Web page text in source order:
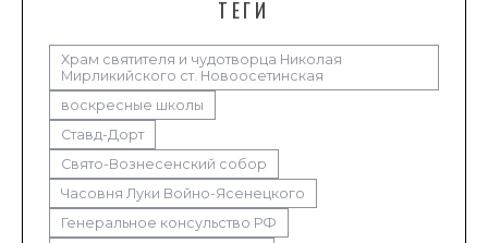
ТЕГИ
Храм святителя и чудотворца Николая
Мирликийского ст. Новоосетинская
воскресные школы
Ставд-Дорт
Свято-Вознесенский собор
Часовня Луки Войно-Ясенецкого
Генеральное консульство РФ